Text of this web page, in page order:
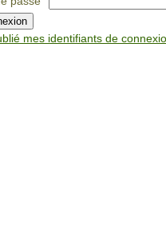
mes identifiants de